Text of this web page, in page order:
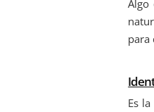
Algo
para
Es